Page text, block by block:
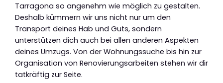
Tarragona so angenehm wie möglich zu gestalten.
Deshalb kümmern wir uns nicht nur um den
Transport deines Hab und Guts, sondern
unterstützen dich auch bei allen anderen Aspekten
deines Umzugs. Von der Wohnungssuche bis hin zur
Organisation von Renovierungsarbeiten stehen wir dir
tatkräftig zur Seite.